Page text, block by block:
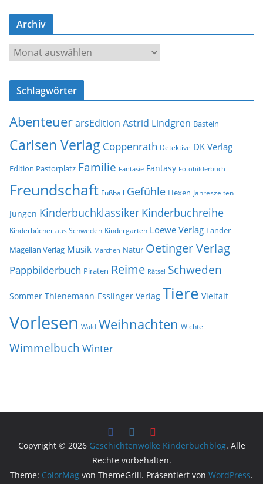
-
d
s
e
Archiv
r
c
v
Schlagwörter
AbenteuerarsEdition Astrid Lindgren Basteln
Carlsen Verlag Coppenrath Detektive DK Verlag
Edition Pastorplatz Familie Fantasie Fantasy Fotobilderbuch
Freundschaft Fußball Gefühle Hexen Jahreszeiten
Jungen Kinderbuchklassiker Kinderbuchreihe
Kinderbücher aus Schweden Kindergarten Loewe Verlag Länder
Magellan Verlag Musik Märchen Natur Oetinger Verlag
Pappbilderbuch Piraten Reime Rätsel Schweden
Sommer Thienemann-Esslinger Verlag Tiere Vielfalt
Vorlesen Wald Weihnachten Wichtel
Wimmelbuch Winter
Copyright © 2026 Geschichtenwolke Kinderbuchblog. Alle
Rechte vorbehalten.
Theme: ColorMag von ThemeGrill. Präsentiert von WordPress.